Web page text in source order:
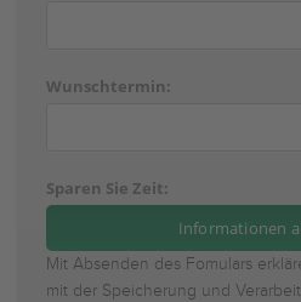
Wunschtermin:
Sparen Sie Zeit:
Mit Absenden des Fomulars
mit der Speicherung und